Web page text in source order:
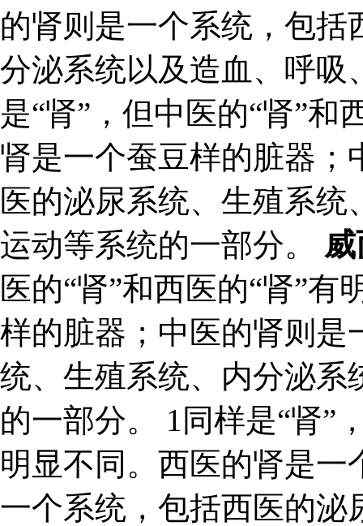
的肾则是一个系统，包
分泌系统以及造血、呼吸
是“肾”，但中医的“肾”和
肾是一个蚕豆样的脏器；
医的泌尿系统、生殖系
运动等系统的一部分。
医的“肾”和西医的“肾”
样的脏器；中医的肾则是
统、生殖系统、内分泌系
的一部分。 1同样是“肾”
明显不同。西医的肾是
一个系统，包括西医的泌